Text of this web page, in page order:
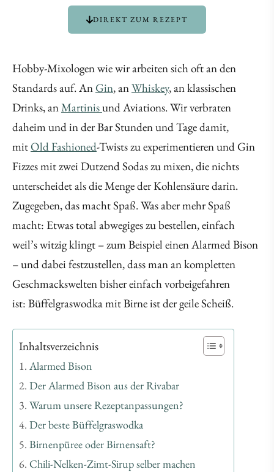
DIREKT ZUM REZEPT
Hobby-Mixologen wie wir arbeiten sich oft an den
Standards auf. An Gin, anWhiskey, an klassischen
Drinks, anMartinisund Aviations. Wir verbraten
daheim und in der Bar Stunden und Tage damit,
mit Old Fashioned-Twists zu experimentieren und Gin
Fizzes mit zwei Dutzend Sodas zu mixen, die nichts
unterscheidet als die Menge der Kohlensäure darin.
Zugegeben, das macht Spaß. Was aber mehr Spaß
macht: Etwas total abwegiges zu bestellen, einfach
weil’s witzig klingt – zum Beispiel einen Alarmed Bison
– und dabei festzustellen, dass man an kompletten
Geschmackswelten bisher einfach vorbeigefahren
ist: Büffelgraswodka mit Birne ist der geile Scheiß.
Inhaltsverzeichnis
Alarmed Bison
Der Alarmed Bison aus der Rivabar
Warum unsere Rezeptanpassungen?
Der beste Büffelgraswodka
Birnenpüree oder Birnensaft?
Chili-Nelken-Zimt-Sirup selber machen